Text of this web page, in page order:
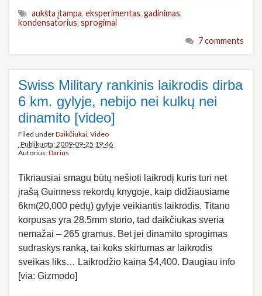
aukšta įtampa, eksperimentas, gadinimas,
kondensatorius, sprogimai
7 comments
Swiss Military rankinis laikrodis dirba
6 km. gylyje, nebijo nei kulkų nei
dinamito [video]
Filed underDaikčiukai, Video
Publikuota: 2009-09-25 19:46
Autorius:Darius
Tikriausiai smagu būtų nešioti laikrodį kuris turi net
įrašą Guinness rekordų knygoje, kaip didžiausiame
6km(20,000 pėdų) gylyje veikiantis laikrodis. Titano
korpusas yra 28.5mm storio, tad daikčiukas sveria
nemažai – 265 gramus. Bet jei dinamito sprogimas
sudraskys ranką, tai koks skirtumas ar laikrodis
sveikas liks… Laikrodžio kaina $4,400. Daugiau info
[via: Gizmodo]